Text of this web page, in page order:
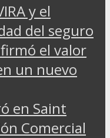
y el
del seguro
el valor
un nuevo
en Saint
Comercial